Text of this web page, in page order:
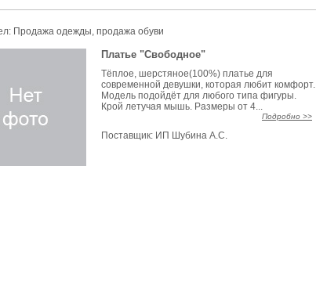
Продажа одежды, продажа обуви
Платье "Свободное"
Тёплое, шерстяное(100%) платье для
современной девушки, которая любит комфорт.
Модель подойдёт для любого типа фигуры.
Крой летучая мышь. Размеры от 4...
Подробно >>
Поставщик: ИП Шубина А.С.